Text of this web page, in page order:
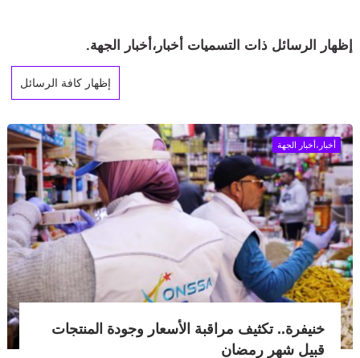
‏إظهار الرسائل ذات التسميات أخبار،أخبار الجهة.
إظهار كافة الرسائل
أخبار،أخبار الجهة
خنيفرة.. تكثيف مراقبة الأسعار وجودة المنتجات
قبيل شهر رمضان